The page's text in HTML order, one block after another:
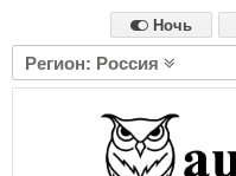
Ночь
Регион: Россия
Алтайский край
Амурская область